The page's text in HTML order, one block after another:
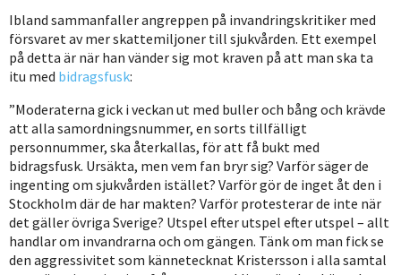
Ibland sammanfaller angreppen på invandringskritiker med
försvaret av mer skattemiljoner till sjukvården. Ett exempel
på detta är när han vänder sig mot kraven på att man ska ta
itu med bidragsfusk:
”Moderaterna gick i veckan ut med buller och bång och krävde
att alla samordningsnummer, en sorts tillfälligt
personnummer, ska återkallas, för att få bukt med
bidragsfusk. Ursäkta, men vem fan bryr sig? Varför säger de
ingenting om sjukvården istället? Varför gör de inget åt den i
Stockholm där de har makten? Varför protesterar de inte när
det gäller övriga Sverige? Utspel efter utspel efter utspel – allt
handlar om invandrarna och om gängen. Tänk om man fick se
den aggressivitet som kännetecknat Kristersson i alla samtal